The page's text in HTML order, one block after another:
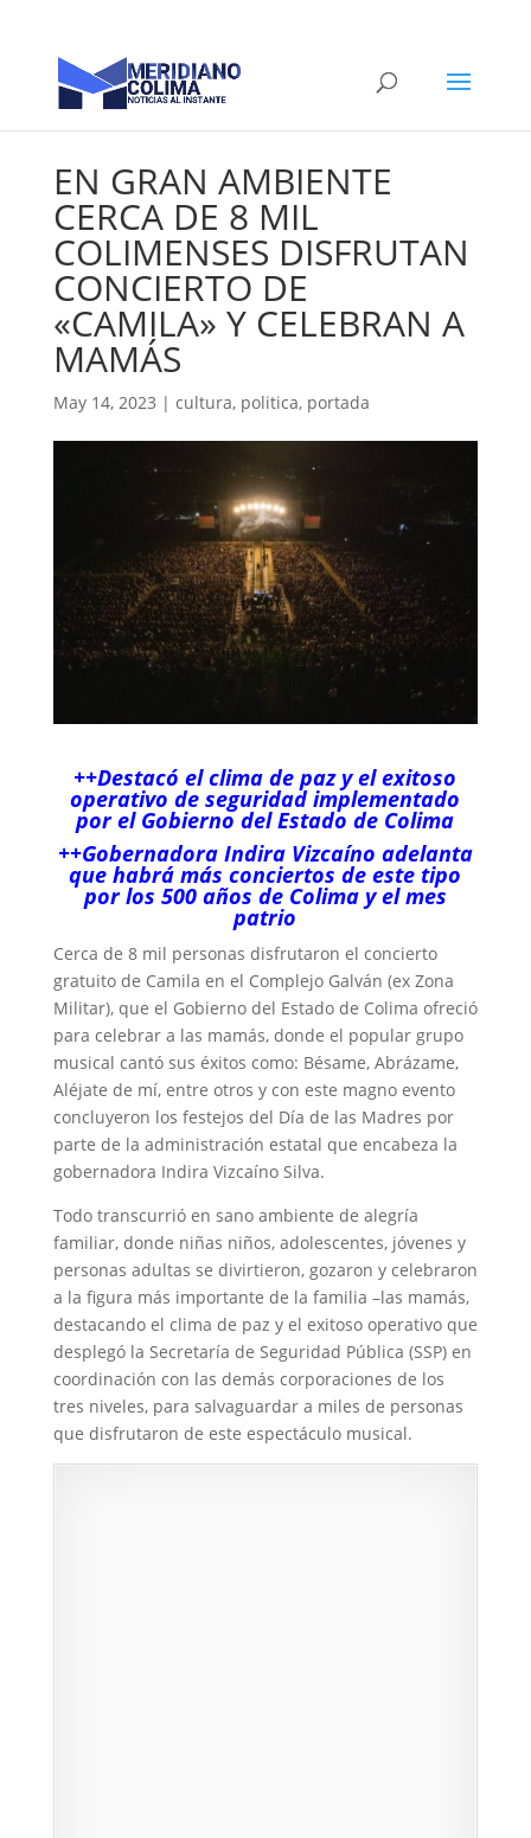
EN GRAN AMBIENTE
CERCA DE 8 MIL
COLIMENSES DISFRUTAN
CONCIERTO DE
«CAMILA» Y CELEBRAN A
MAMÁS
May 14, 2023 | cultura, politica, portada
++Destacó el clima de paz y el exitoso
operativo de seguridad implementado
por el Gobierno del Estado de Colima
++Gobernadora Indira Vizcaíno adelanta
que habrá más conciertos de este tipo
por los 500 años de Colima y el mes
patrio
Cerca de 8 mil personas disfrutaron el concierto
gratuito de Camila en el Complejo Galván (ex Zona
Militar), que el Gobierno del Estado de Colima ofreció
para celebrar a las mamás, donde el popular grupo
musical cantó sus éxitos como: Bésame, Abrázame,
Aléjate de mí, entre otros y con este magno evento
concluyeron los festejos del Día de las Madres por
parte de la administración estatal que encabeza la
gobernadora Indira Vizcaíno Silva.
Todo transcurrió en sano ambiente de alegría
familiar, donde niñas niños, adolescentes, jóvenes y
personas adultas se divirtieron, gozaron y celebraron
a la figura más importante de la familia –las mamás,
destacando el clima de paz y el exitoso operativo que
desplegó la Secretaría de Seguridad Pública (SSP) en
coordinación con las demás corporaciones de los
tres niveles, para salvaguardar a miles de personas
que disfrutaron de este espectáculo musical.